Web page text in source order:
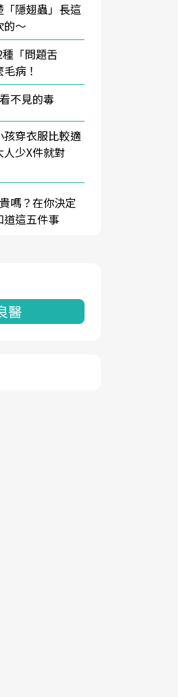
隱翅蟲」長這
的～
「問題舌
病！
不見的毒
穿衣服比較適
少X件就對
嗎？在你決定
這五件事
醫